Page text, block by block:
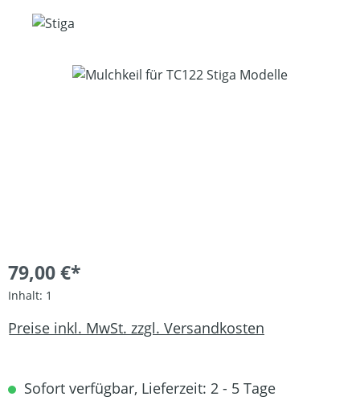
Bildergalerie überspringen
79,00 €*
Inhalt: 1
Preise inkl. MwSt. zzgl. Versandkosten
Sofort verfügbar, Lieferzeit: 2 - 5 Tage